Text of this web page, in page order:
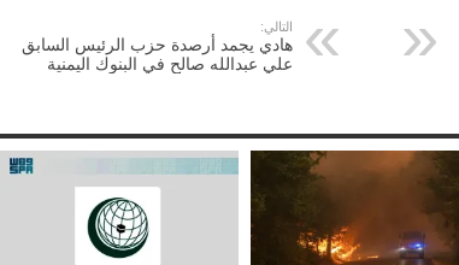
التالي:
هادي يجمد أرصدة حزب الرئيس السابق
علي عبدالله صالح في البنوك اليمنية